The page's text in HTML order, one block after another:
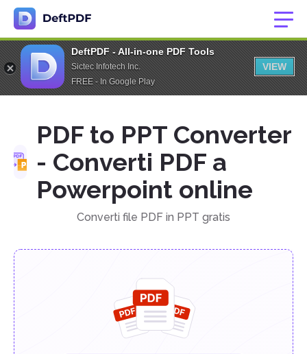
DeftPDF - All-in-one PDF Tools
Sictec Infotech Inc.
FREE - In Google Play
VIEW
PDF to PPT Converter
- Converti PDF a
Powerpoint online
Converti file PDF in PPT gratis